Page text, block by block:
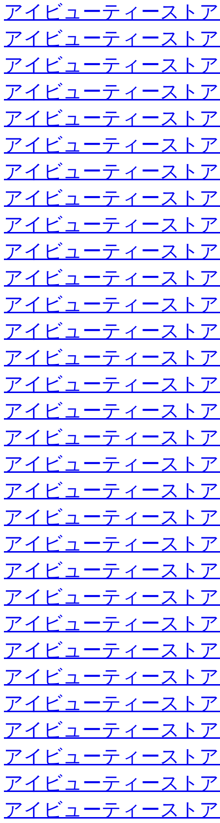
アイビューティースト
アイビューティースト
アイビューティースト
アイビューティースト
アイビューティースト
アイビューティースト
アイビューティースト
アイビューティースト
アイビューティースト
アイビューティースト
アイビューティースト
アイビューティースト
アイビューティースト
アイビューティースト
アイビューティースト
アイビューティースト
アイビューティースト
アイビューティースト
アイビューティースト
アイビューティースト
アイビューティースト
アイビューティースト
アイビューティースト
アイビューティースト
アイビューティースト
アイビューティースト
アイビューティースト
アイビューティースト
アイビューティースト
アイビューティースト
アイビューティースト